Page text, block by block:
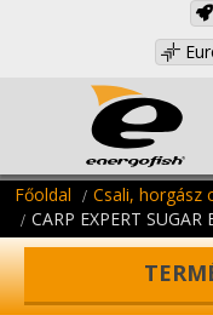
Főoldal Csali, horgász
CARP EXPERT